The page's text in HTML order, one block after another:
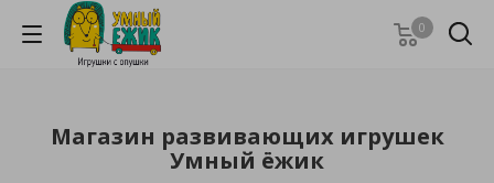
0
Магазин развивающих игрушек
Умный ёжик